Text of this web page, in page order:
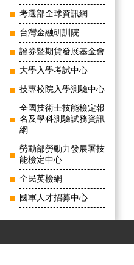
考選部全球資訊網
台灣金融研訓院
證券暨期貨發展基金會
大學入學考試中心
技專校院入學測驗中心
全國技術士技能檢定報
名及學科測驗試務資訊
網
勞動部勞動力發展署技
能檢定中心
全民英檢網
國軍人才招募中心